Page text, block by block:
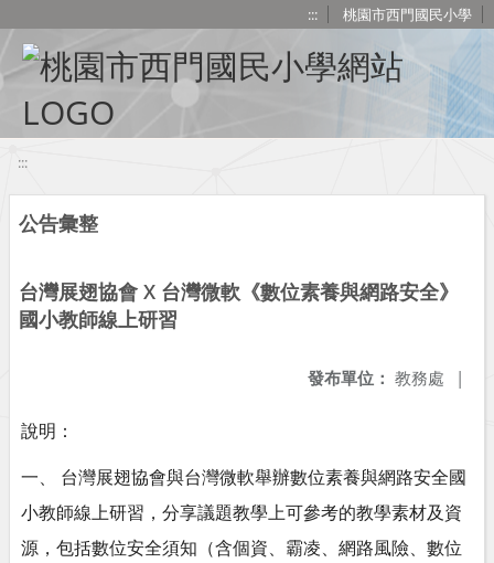
::: 桃園市西門國民小學
:::
公告彙整
台灣展翅協會 X 台灣微軟《數位素養與網路安全》
國小教師線上研習
發布單位： 教務處 |
說明：
一、 台灣展翅協會與台灣微軟舉辦數位素養與網路安全國
小教師線上研習，分享議題教學上可參考的教學素材及資
源，包括數位安全須知（含個資、霸凌、網路風險、數位